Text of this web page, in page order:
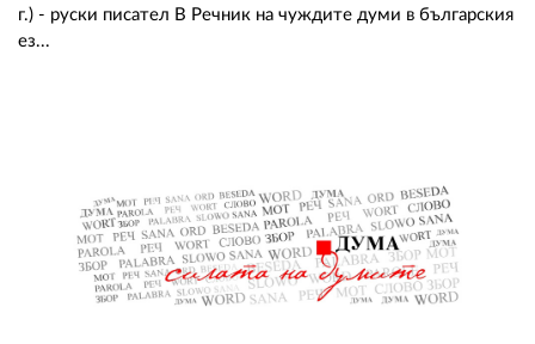
г.) - руски писател В Речник на чуждите думи в българския
ез...